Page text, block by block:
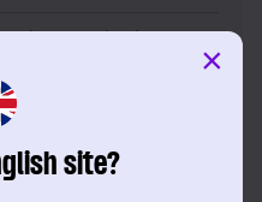
habe?
Einlöseseite
dass er
site?
×